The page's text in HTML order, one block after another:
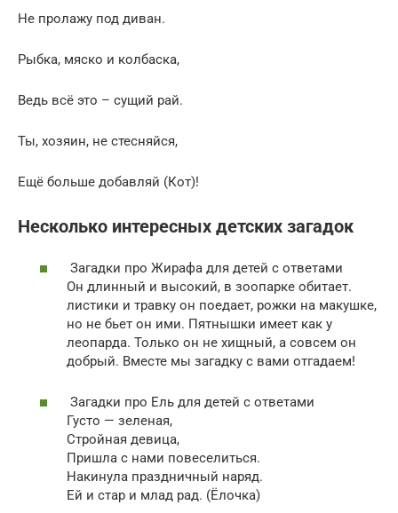
Не пролажу под диван.
Рыбка, мяско и колбаска,
Ведь всё это – сущий рай.
Ты, хозяин, не стесняйся,
Ещё больше добавляй (Кот)!
Несколько интересных детских загадок
Загадки про Жирафа для детей с ответами
Он длинный и высокий, в зоопарке обитает.
листики и травку он поедает, рожки на макушке,
но не бьет он ими. Пятнышки имеет как у
леопарда. Только он не хищный, а совсем он
добрый. Вместе мы загадку с вами отгадаем!
Загадки про Ель для детей с ответами
Густо — зеленая,
Стройная девица,
Пришла с нами повеселиться.
Накинула праздничный наряд.
Ей и стар и млад рад. (Ёлочка)